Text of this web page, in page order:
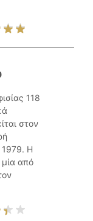
118
στον
1979. Η
μία από